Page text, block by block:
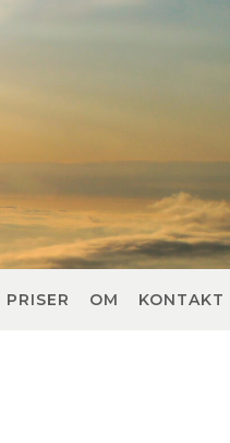
PRISER OM KONTAKT